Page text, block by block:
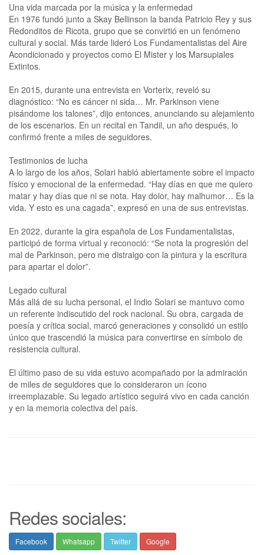
Una vida marcada por la música y la enfermedad
En 1976 fundó junto a Skay Bellinson la banda Patricio Rey y sus
Redonditos de Ricota, grupo que se convirtió en un fenómeno
cultural y social. Más tarde lideró Los Fundamentalistas del Aire
Acondicionado y proyectos como El Mister y los Marsupiales
Extintos.
En 2015, durante una entrevista en Vorterix, reveló su
diagnóstico: “No es cáncer ni sida… Mr. Parkinson viene
pisándome los talones”, dijo entonces, anunciando su alejamiento
de los escenarios. En un recital en Tandil, un año después, lo
confirmó frente a miles de seguidores.
Testimonios de lucha
A lo largo de los años, Solari habló abiertamente sobre el impacto
físico y emocional de la enfermedad. “Hay días en que me quiero
matar y hay días que ni se nota. Hay dolor, hay malhumor… Es la
vida. Y esto es una cagada”, expresó en una de sus entrevistas.
En 2022, durante la gira española de Los Fundamentalistas,
participó de forma virtual y reconoció: “Se nota la progresión del
mal de Parkinson, pero me distraigo con la pintura y la escritura
para apartar el dolor”.
Legado cultural
Más allá de su lucha personal, el Indio Solari se mantuvo como
un referente indiscutido del rock nacional. Su obra, cargada de
poesía y crítica social, marcó generaciones y consolidó un estilo
único que trascendió la música para convertirse en símbolo de
resistencia cultural.
El último paso de su vida estuvo acompañado por la admiración
de miles de seguidores que lo consideraron un ícono
irreemplazable. Su legado artístico seguirá vivo en cada canción
y en la memoria colectiva del país.
Redes sociales:
Facebook Whatsapp Twitter Google